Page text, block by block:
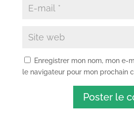
Enregistrer mon nom, mon e-
le navigateur pour mon prochain